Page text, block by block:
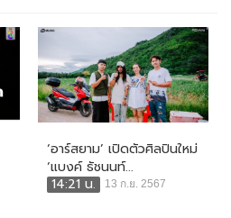
‘อาร์สยาม’ เปิดตัวศิลปินใหม่
‘แบงค์ ธัชนนท์...
14:21 น.
13 ก.ย. 2567